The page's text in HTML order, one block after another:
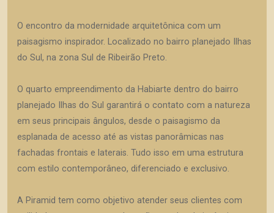
O encontro da modernidade arquitetônica com um
paisagismo inspirador. Localizado no bairro planejado Ilhas
do Sul, na zona Sul de Ribeirão Preto.
O quarto empreendimento da Habiarte dentro do bairro
planejado Ilhas do Sul garantirá o contato com a natureza
em seus principais ângulos, desde o paisagismo da
esplanada de acesso até as vistas panorâmicas nas
fachadas frontais e laterais. Tudo isso em uma estrutura
com estilo contemporâneo, diferenciado e exclusivo.
A Piramid tem como objetivo atender seus clientes com